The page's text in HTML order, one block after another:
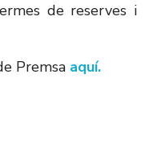
de reserves i
Premsa aquí.